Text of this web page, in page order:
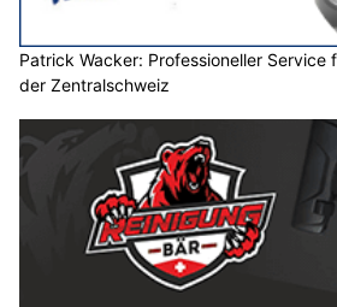
Patrick Wacker: Professioneller Service
der Zentralschweiz